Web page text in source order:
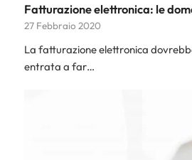
Fatturazione elettronica: le
27 Febbraio 2020
La fatturazione elettronica
entrata a far…